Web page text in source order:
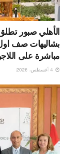
الأهلي صبور
بشاليهات صف
مباشرة على